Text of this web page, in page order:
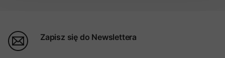
Zapisz się do Newslettera